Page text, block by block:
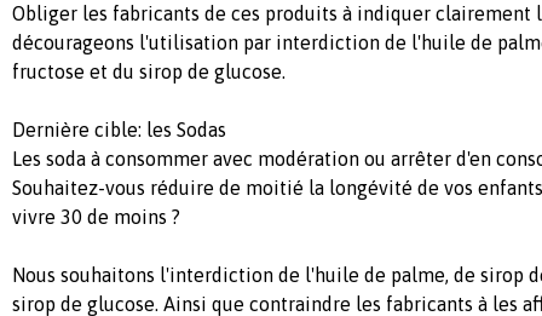
Obliger les fabricants de ces produits à indiquer clairement
décourageons l'utilisation par interdiction de l'huile de
fructose et du sirop de glucose.
Dernière cible: les Sodas
Les soda à consommer avec modération ou arrêter d'en
Souhaitez-vous réduire de moitié la longévité de vos
vivre 30 de moins ?
Nous souhaitons l'interdiction de l'huile de palme, de sirop
sirop de glucose. Ainsi que contraindre les fabricants à les